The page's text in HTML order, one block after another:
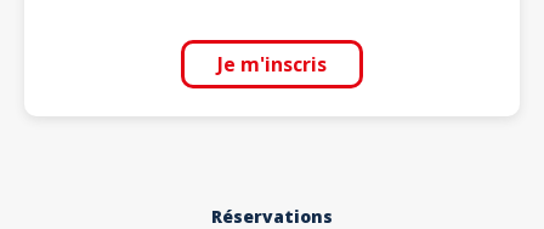
Je m'inscris
Réservations